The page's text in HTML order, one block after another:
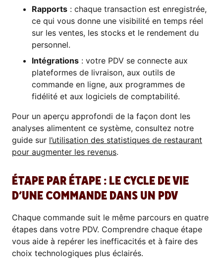
Rapports : chaque transaction est enregistrée,
ce qui vous donne une visibilité en temps réel
sur les ventes, les stocks et le rendement du
personnel.
Intégrations : votre PDV se connecte aux
plateformes de livraison, aux outils de
commande en ligne, aux programmes de
fidélité et aux logiciels de comptabilité.
Pour un aperçu approfondi de la façon dont les
analyses alimentent ce système, consultez notre
guide sur l’utilisation des statistiques de restaurant
pour augmenter les revenus.
ÉTAPE PAR ÉTAPE : LE CYCLE DE VIE
D’UNE COMMANDE DANS UN PDV
Chaque commande suit le même parcours en quatre
étapes dans votre PDV. Comprendre chaque étape
vous aide à repérer les inefficacités et à faire des
choix technologiques plus éclairés.